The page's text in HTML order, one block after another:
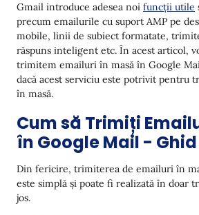
Dezavantajele și Limitările Gmail
de Emailuri în Masă
Cum să Trimiți Emailuri în Masă
InteliGENT cu Yespo
Segmentați-vă audiența în grupuri
Alegeți dintre sute de șabloane
Monitorizați performanța
Configurați fluxuri de lucru
personalizate pentru fiecare
Gmail introduce adesea noi funcții utile
precum emailurile cu suport AMP pe
mobile, linii de subiect formatate,
răspuns inteligent etc. În acest articol,
trimitem emailuri în masă în Google
dacă acest serviciu este potrivit pentru
în masă.
Cum să Trimiți
în Google Mail - Ghid
Din fericire, trimiterea de emailuri în
este simplă și poate fi realizată în doar
jos.